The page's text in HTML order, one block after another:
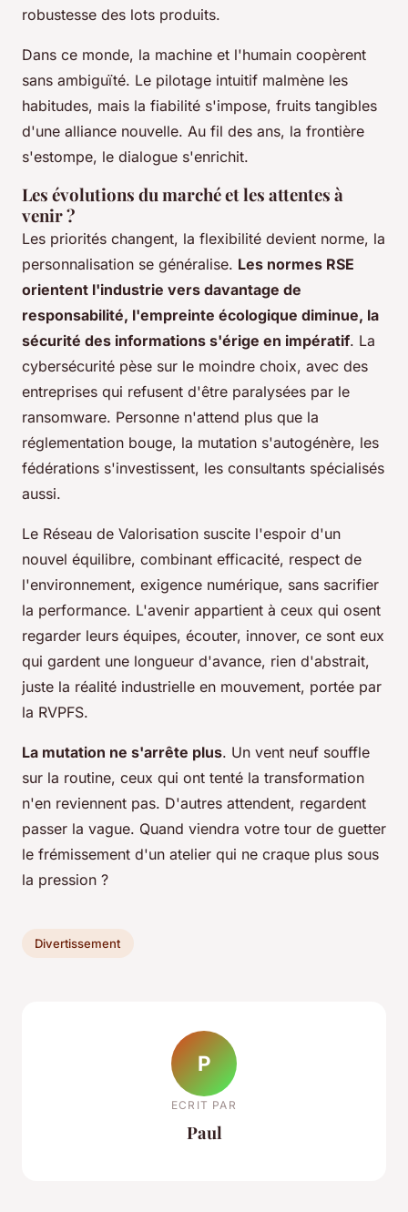
robustesse des lots produits.
Dans ce monde, la machine et l'humain coopèrent
sans ambiguïté. Le pilotage intuitif malmène les
habitudes, mais la fiabilité s'impose, fruits tangibles
d'une alliance nouvelle. Au fil des ans, la frontière
s'estompe, le dialogue s'enrichit.
Les évolutions du marché et les attentes à
venir ?
Les priorités changent, la flexibilité devient norme, la
personnalisation se généralise. Les normes RSE
orientent l'industrie vers davantage de
responsabilité, l'empreinte écologique diminue, la
sécurité des informations s'érige en impératif. La
cybersécurité pèse sur le moindre choix, avec des
entreprises qui refusent d'être paralysées par le
ransomware. Personne n'attend plus que la
réglementation bouge, la mutation s'autogénère, les
fédérations s'investissent, les consultants spécialisés
aussi.
Le Réseau de Valorisation suscite l'espoir d'un
nouvel équilibre, combinant efficacité, respect de
l'environnement, exigence numérique, sans sacrifier
la performance. L'avenir appartient à ceux qui osent
regarder leurs équipes, écouter, innover, ce sont eux
qui gardent une longueur d'avance, rien d'abstrait,
juste la réalité industrielle en mouvement, portée par
la RVPFS.
La mutation ne s'arrête plus. Un vent neuf souffle
sur la routine, ceux qui ont tenté la transformation
n'en reviennent pas. D'autres attendent, regardent
passer la vague. Quand viendra votre tour de guetter
le frémissement d'un atelier qui ne craque plus sous
la pression ?
Divertissement
P
ECRIT PAR
Paul